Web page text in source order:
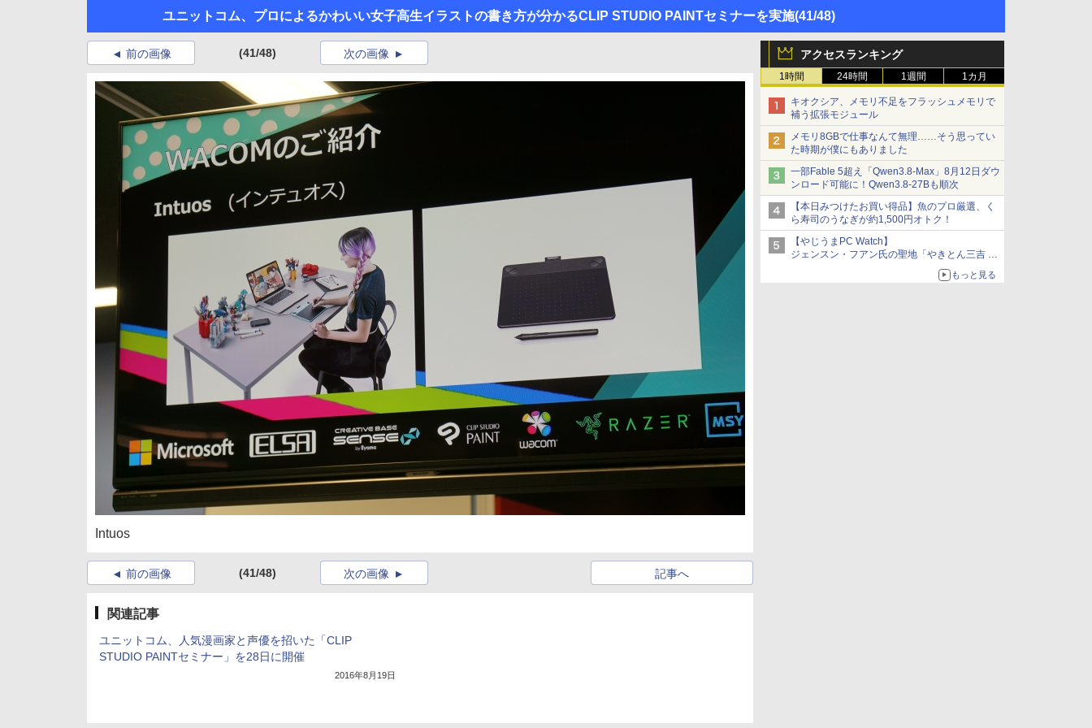
ユニットコム、プロによるかわいい女子高生イラストの書き方が分かるCLIP STUDIO PAINTセミナーを実施(41/48)
アクセスランキング
1時間 24時間 1週間 1カ月
キオクシア、メモリ不足をフラッシュメモリで
補う拡張モジュール
メモリ8GBで仕事なんて無理……そう思ってい
た時期が僕にもありました
一部Fable 5超え「Qwen3.8-Max」8月12日ダウ
ンロード可能に！Qwen3.8-27Bも順次
【本日みつけたお買い得品】魚のプロ厳選、く
ら寿司のうなぎが約1,500円オトク！
【やじうまPC Watch】
ジェンスン・フアン氏の聖地「やきとん三吉 神
田北口店」で「ご来店記念コース」を娘と堪能
～コース名を変更したのはNVIDIAに怒られたか
もっと見る
前の画像 (41/48) 次の画像
Intuos
前の画像 (41/48) 記事へ
次の画像
関連記事
ユニットコム、人気漫画家と声優を招いた「CLIP
STUDIO PAINTセミナー」を28日に開催
2016年8月19日